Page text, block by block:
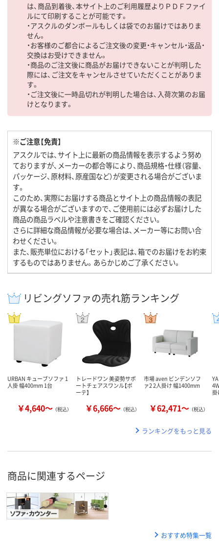
は、商品到着後、本サイト上のご利用履歴よりＰＤＦファイ
ルにて印刷することが可能です。
・アスクルのダンボールもしくは袋でのお届けではありま
せん。
・お客様のご都合によるご注文後の変更・キャンセル・返品・
交換はお受けできません。
・商品のご注文後に商品がお届けできないことが判明した
際には、ご注文をキャンセルさせていただくことがありま
す。
・ご注文後に一時品切れが判明した場合は、入荷次第のお届
けとなります。
※ご注意【免責】
アスクルでは、サイト上に最新の商品情報を表示するよう努め
ておりますが、メーカーの都合等により、商品規格・仕様（容量、
パッケージ、原材料、原産国など）が変更される場合がございま
す。
このため、実際にお届けする商品とサイト上の商品情報の表記
が異なる場合がございますので、ご使用前には必ずお届けした
商品の商品ラベルや注意書きをご確認ください。
さらに詳細な商品情報が必要な場合は、メーカー等にお問い合
わせください。
また、販売単位における「セット」表記は、箱でのお届けをお約束
するものではありません。あらかじめご了承ください。
リビングソファの売れ筋ランキング
URBAN キューブソファ 1
人掛 幅400mm 1台
￥4,640～ （税込）
トレードワン 美姿勢サポ
ートチェアスワンル【ボ
ーテ】
￥6,666～ （税込）
市場 aven ビンデンソフ
ァ2 2人掛け 幅1400mm
￥62,471～ （税込）
ランキングをもっと見る
商品に関連するページ
おすすめ特集一覧